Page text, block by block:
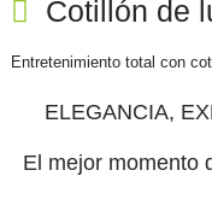
Cotillón de
Entretenimiento total con
ELEGANCIA,
El mejor momento